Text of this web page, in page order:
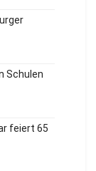
Schulen
feiert 65